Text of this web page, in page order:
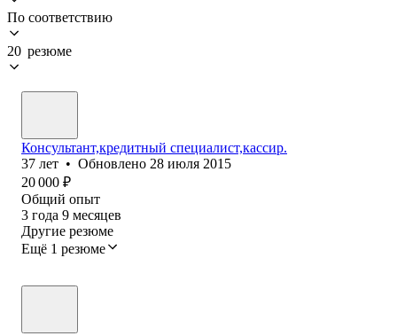
По соответствию
20 резюме
Консультант,кредитный специалист,кассир.
37 лет • Обновлено 28 июля 2015
20 000 ₽
Общий опыт
3 года 9 месяцев
Другие резюме
Ещё 1 резюме